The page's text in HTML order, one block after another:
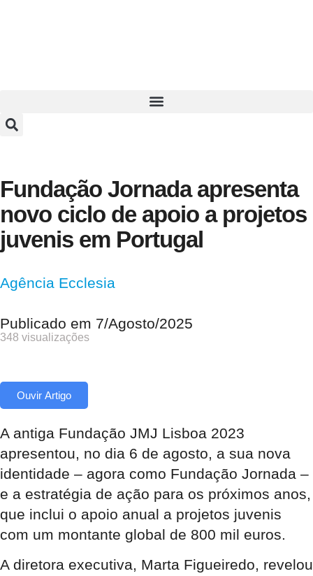
Fundação Jornada apresenta
novo ciclo de apoio a projetos
juvenis em Portugal
Agência Ecclesia
Publicado em 7/Agosto/2025
348 visualizações
Ouvir Artigo
A antiga Fundação JMJ Lisboa 2023
apresentou, no dia 6 de agosto, a sua nova
identidade – agora como Fundação Jornada –
e a estratégia de ação para os próximos anos,
que inclui o apoio anual a projetos juvenis
com um montante global de 800 mil euros.
A diretora executiva, Marta Figueiredo, revelou